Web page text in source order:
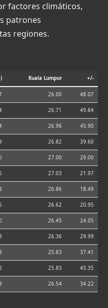
factores climáticos,
patrones
regiones.
Kuala Lumpur +/-
26.00 48.07
26.71 49.84
26.96 45.90
26.82 39.60
27.00 29.00
27.03 21.97
26.86 18.49
26.62 20.95
26.45 24.05
26.36 29.99
25.83 37.41
25.83 45.35
26.54 34.22